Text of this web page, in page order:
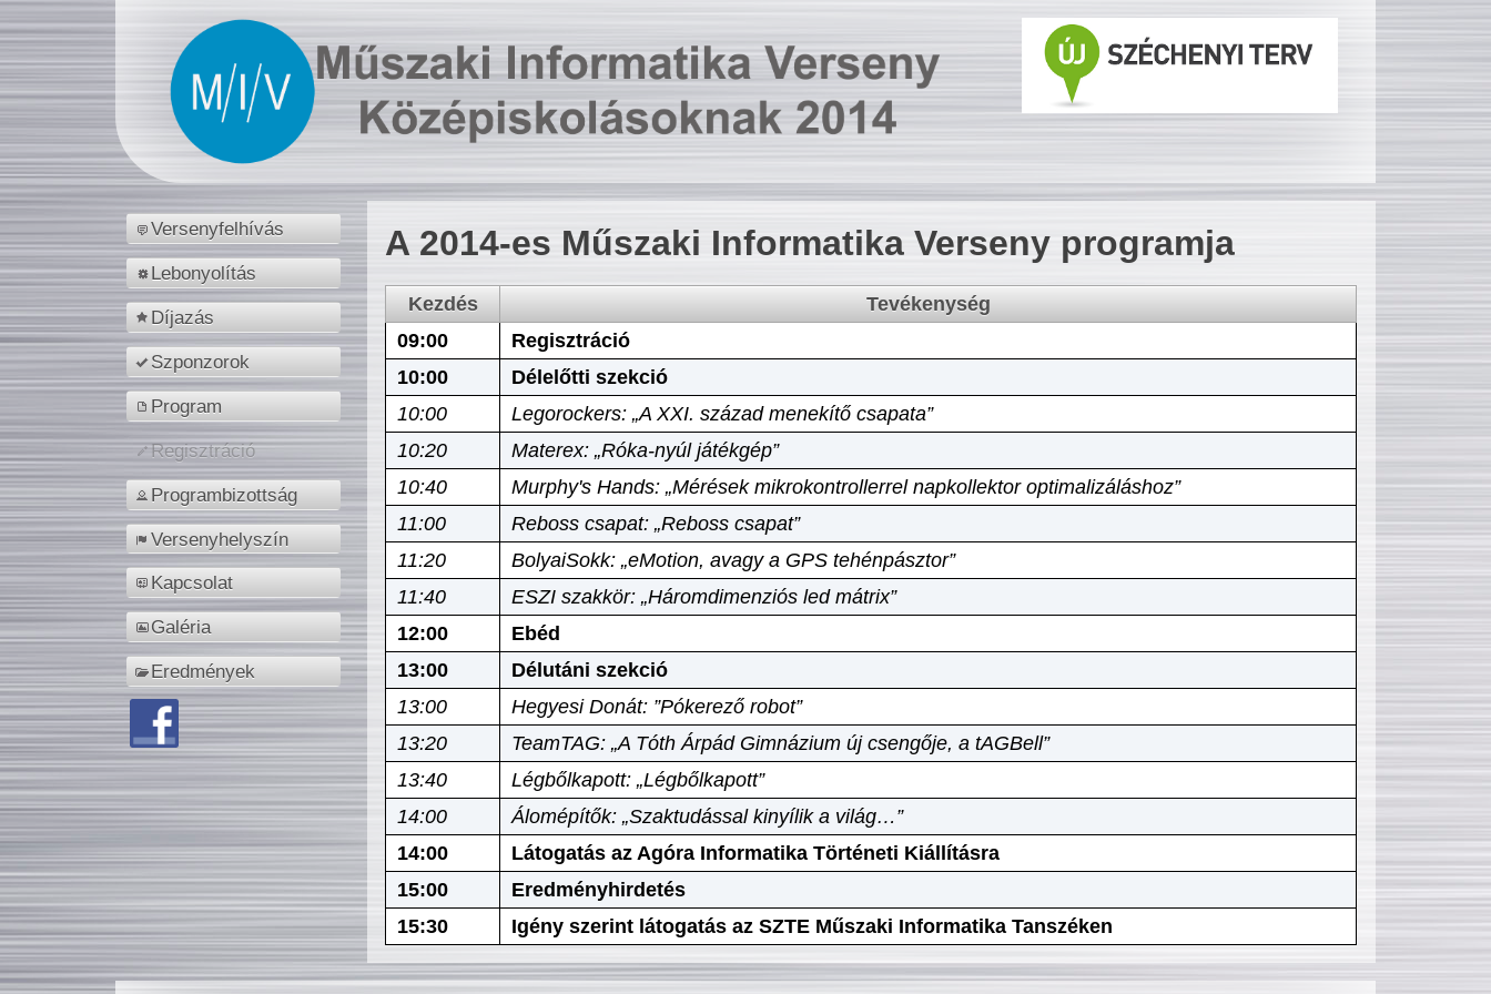
Versenyfelhívás
Lebonyolítás
Díjazás
Szponzorok
Program
Regisztráció
Programbizottság
Versenyhelyszín
Kapcsolat
Galéria
Eredmények
A 2014-es Műszaki Informatika Verseny programja
Kezdés
Tevékenység
09:00
Regisztráció
10:00
Délelőtti szekció
10:00
Legorockers: „A XXI. század menekítő csapata”
10:20
Materex: „Róka-nyúl játékgép”
10:40
Murphy's Hands: „Mérések mikrokontrollerrel napkollektor optimalizáláshoz”
11:00
Reboss csapat: „Reboss csapat”
11:20
BolyaiSokk: „eMotion, avagy a GPS tehénpásztor”
11:40
ESZI szakkör: „Háromdimenziós led mátrix”
12:00
Ebéd
13:00
Délutáni szekció
13:00
Hegyesi Donát: ”Pókerező robot”
13:20
TeamTAG: „A Tóth Árpád Gimnázium új csengője, a tAGBell”
13:40
Légbőlkapott: „Légbőlkapott”
14:00
Álomépítők: „Szaktudással kinyílik a világ…”
14:00
Látogatás az Agóra Informatika Történeti Kiállításra
15:00
Eredményhirdetés
15:30
Igény szerint látogatás az SZTE Műszaki Informatika Tanszéken